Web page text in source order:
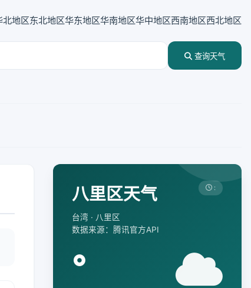
北地区东北地区华东地区华南地区华中地区西南地区西北地区
查询天气
八里区天气
台湾 · 八里区
数据来源：腾讯官方API
:
°